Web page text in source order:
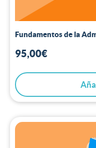
Fundamentos de la
95,00€